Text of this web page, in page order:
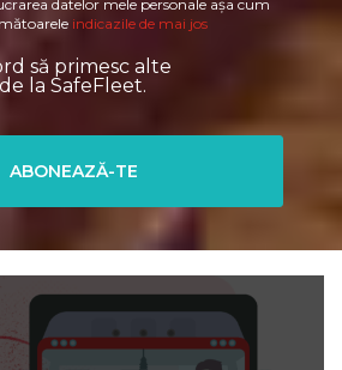
datelor mele personale așa cum
indicazile de mai jos
să primesc alte
la SafeFleet.